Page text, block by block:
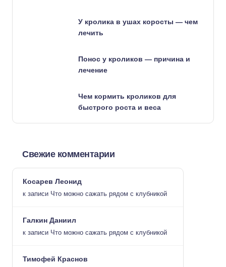
У кролика в ушах коросты — чем
лечить
Понос у кроликов — причина и
лечение
Чем кормить кроликов для
быстрого роста и веса
Свежие комментарии
Косарев Леонид
к записи Что можно сажать рядом с клубникой
Галкин Даниил
к записи Что можно сажать рядом с клубникой
Тимофей Краснов